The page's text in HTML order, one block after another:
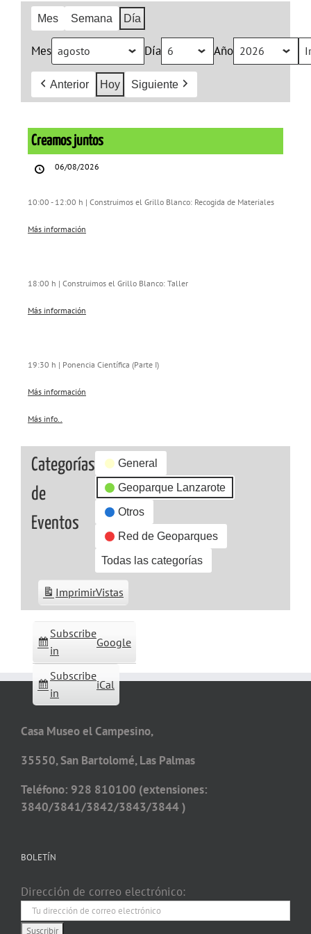
Mes Semana Día
Mes Día Año
Anterior Hoy Siguiente
juntos
Creamos juntos
06/08/2026
10:00 - 12:00 h | Construimos el Grillo Blanco: Recogida de Materiales
Más información
18:00 h | Construimos el Grillo Blanco: Taller
Más información
19:30 h | Ponencia Científica (Parte I)
Más información
Más info..
Categorías
de
Eventos
General
Geoparque Lanzarote
Otros
Red de Geoparques
Todas las categorías
Subscribe
in
Google
Subscribe
in
iCal
ImprimirVistas
Casa Museo el Campesino,
35550, San Bartolomé, Las Palmas
Teléfono: 928 810100 (extensiones:
3840/3841/3842/3843/3844 )
BOLETÍN
Dirección de correo electrónico: